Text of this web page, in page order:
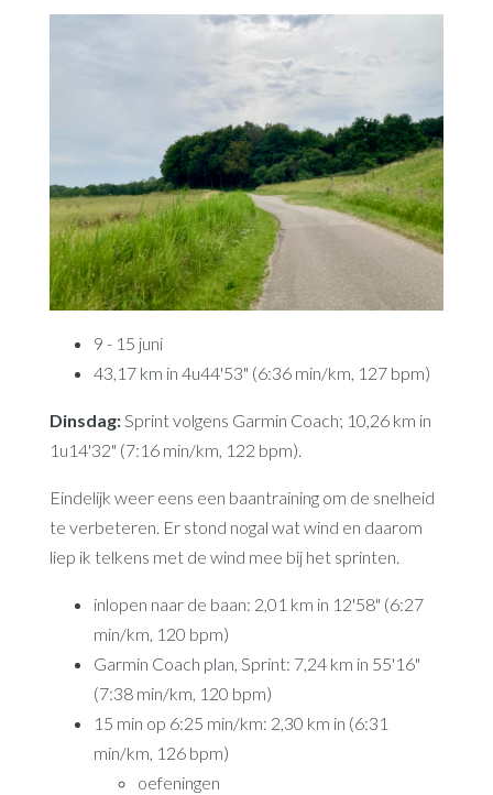
9 - 15 juni
43,17 km in 4u44'53" (6:36 min/km, 127 bpm)
Dinsdag:Sprint volgens Garmin Coach; 10,26 km in
1u14'32" (7:16 min/km, 122 bpm).
Eindelijk weer eens een baantraining om de snelheid
te verbeteren. Er stond nogal wat wind en daarom
liep ik telkens met de wind mee bij het sprinten.
inlopen naar de baan: 2,01 km in 12'58" (6:27
min/km, 120 bpm)
Garmin Coach plan, Sprint: 7,24 km in 55'16"
(7:38 min/km, 120 bpm)
15 min op 6:25 min/km: 2,30 km in (6:31
min/km, 126 bpm)
oefeningen